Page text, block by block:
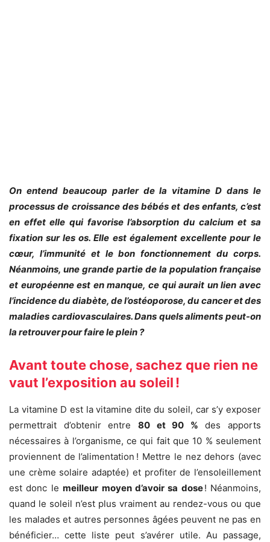
On entend beaucoup parler de la vitamine D dans le
processus de croissance des bébés et des enfants, c’est
en effet elle qui favorise l’absorption du calcium et sa
fixation sur les os. Elle est également excellente pour le
cœur, l’immunité et le bon fonctionnement du corps.
Néanmoins, une grande partie de la population française
et européenne est en manque, ce qui aurait un lien avec
l’incidence du diabète, de l’ostéoporose, du cancer et des
maladies cardiovasculaires. Dans quels aliments peut-on
la retrouver pour faire le plein ?
Avant toute chose, sachez que rien ne
vaut l’exposition au soleil !
La vitamine D est la vitamine dite du soleil, car s’y exposer
permettrait d’obtenir entre 80 et 90 % des apports
nécessaires à l’organisme, ce qui fait que 10 % seulement
proviennent de l’alimentation ! Mettre le nez dehors (avec
une crème solaire adaptée) et profiter de l’ensoleillement
est donc lemeilleur moyen d’avoir sa dose! Néanmoins,
quand le soleil n’est plus vraiment au rendez-vous ou que
les malades et autres personnes âgées peuvent ne pas en
bénéficier… cette liste peut s’avérer utile. Au passage,